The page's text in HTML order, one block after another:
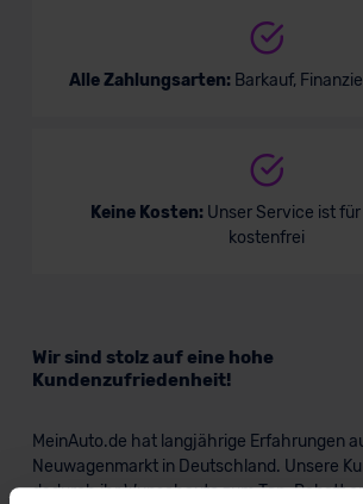
Alle Zahlungsarten: Barkauf,
Keine Kosten: Unser Service ist
kostenfrei
Wir sind stolz auf eine hohe
Kundenzufriedenheit!
MeinAuto.de hat langjährige Erfahrungen
Neuwagenmarkt in Deutschland. Unsere
dadurch ihr Wunschauto zum Top-Rabatt